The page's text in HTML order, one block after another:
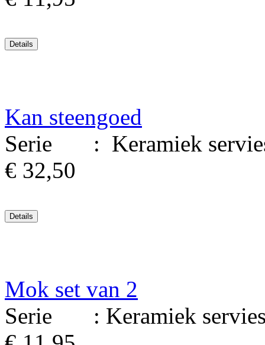
Kan steengoed
Serie : Keramiek
€ 32,50
Mok set van 2
Serie : Keramiek